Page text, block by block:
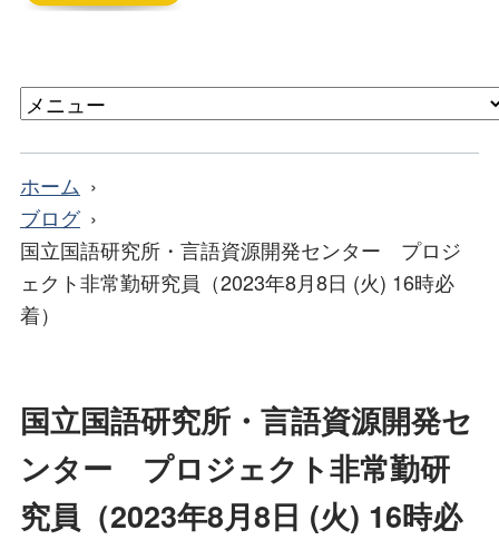
ホーム
ブログ
国立国語研究所・言語資源開発センター プロジ
ェクト非常勤研究員（2023年8月8日 (火) 16時必
着）
国立国語研究所・言語資源開発セ
ンター プロジェクト非常勤研
究員（2023年8月8日 (火) 16時必